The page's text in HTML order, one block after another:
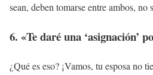
sean, deben tomarse entre ambos, no
6. «Te daré una ‘asignación’
¿Qué es eso? ¡Vamos, tu esposa no